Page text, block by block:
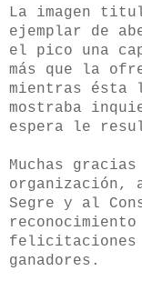
La imagen
ejemplar de
el pico una
más que la
mientras ésta
mostraba
espera le
Muchas
organización,
Segre y al
felicitaciones
ganadores.